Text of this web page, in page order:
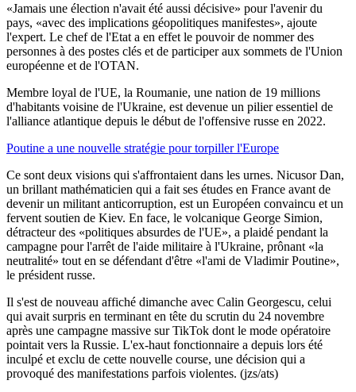
«Jamais une élection n'avait été aussi décisive» pour l'avenir du
pays, «avec des implications géopolitiques manifestes», ajoute
l'expert. Le chef de l'Etat a en effet le pouvoir de nommer des
personnes à des postes clés et de participer aux sommets de l'Union
européenne et de l'OTAN.
Membre loyal de l'UE, la Roumanie, une nation de 19 millions
d'habitants voisine de l'Ukraine, est devenue un pilier essentiel de
l'alliance atlantique depuis le début de l'offensive russe en 2022.
Poutine a une nouvelle stratégie pour torpiller l'Europe
Ce sont deux visions qui s'affrontaient dans les urnes. Nicusor Dan,
un brillant mathématicien qui a fait ses études en France avant de
devenir un militant anticorruption, est un Européen convaincu et un
fervent soutien de Kiev. En face, le volcanique George Simion,
détracteur des «politiques absurdes de l'UE», a plaidé pendant la
campagne pour l'arrêt de l'aide militaire à l'Ukraine, prônant «la
neutralité» tout en se défendant d'être «l'ami de Vladimir Poutine»,
le président russe.
Il s'est de nouveau affiché dimanche avec Calin Georgescu, celui
qui avait surpris en terminant en tête du scrutin du 24 novembre
après une campagne massive sur TikTok dont le mode opératoire
pointait vers la Russie. L'ex-haut fonctionnaire a depuis lors été
inculpé et exclu de cette nouvelle course, une décision qui a
provoqué des manifestations parfois violentes. (jzs/ats)